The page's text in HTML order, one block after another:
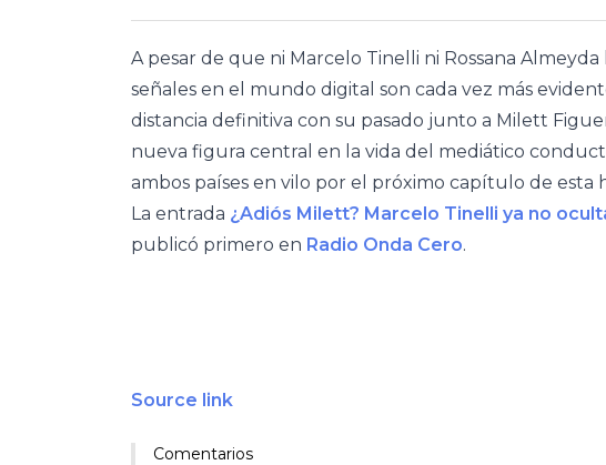
A pesar de que ni Marcelo Tinelli ni Rossana
señales en el mundo digital son cada vez más
distancia definitiva con su pasado junto a Milett
nueva figura central en la vida del mediático
ambos países en vilo por el próximo capítulo de esta
La entrada ¿Adiós Milett? Marcelo Tinelli ya no
publicó primero en Radio Onda Cero.
Source link
Comentarios